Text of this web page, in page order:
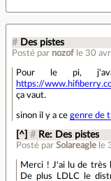
# Des pistes
Posté par nozof le 30
Pour le pi,
https://
ça vaut.
sinon il y a ce genre de
[^] # Re: Des pistes
Posté parSolareagle le
Merci ! J'ai lu de très
De plus LDLC le